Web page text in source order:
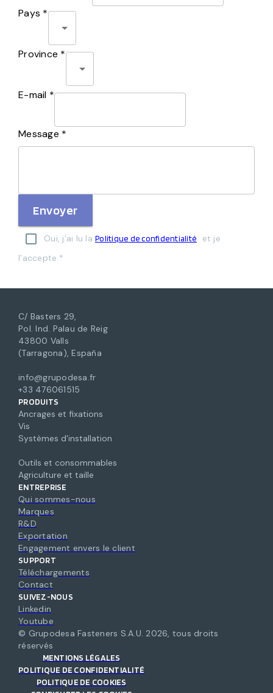
Pays *
Province *
E-mail *
Message *
Envoyer
Oui, j'ai lu la Politique de confidentialité
et je
l'accepte.*
C/ Basters 29,
Pol. Ind. Palau de Reig
43800 Valls
(Tarragona), España
info@grupodesa.fr
+33 476061515
PRODUITS
Ancrages et fixations
Vis
Systèmes d'installation
Outils et consommables
Agriculture et taille
ENTREPRISE
Qui sommes-nous
Marques
R&D
Exportation
Engagement envers le client
SUPPORT
Téléchargements
Contact
SUIVEZ-NOUS
Linkedin
Youtube
© Grupodesa Fasteners S.A.U. 2026, tous droits
réservés
MENTIONS LÉGALES
POLITIQUE DE CONFIDENTIALITÉ
POLITIQUE DE COOKIES